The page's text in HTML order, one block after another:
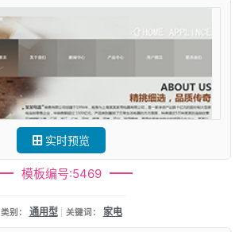
实时预览
模板编号:5469
类别： 通用型 关键词： 家电